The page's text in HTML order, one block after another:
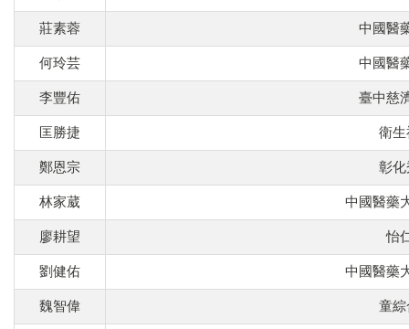
莊素蓉 中國醫
何玲芸 中國醫
李豐佑 臺中慈
匡勝捷 衛生
鄭恩宗 彰化
林家葳 中國醫藥
廖耕望 怡
劉健佑 中國醫藥
魏智偉 童綜